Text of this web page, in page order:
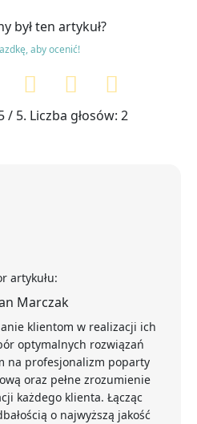
był ten artykuł?
aby ocenić!
/ 5. Liczba głosów: 2
artykułu:
Marczak
klientom w realizacji ich
optymalnych rozwiązań
na profesjonalizm poparty
oraz pełne zrozumienie
każdego klienta. Łącząc
o najwyższą jakość